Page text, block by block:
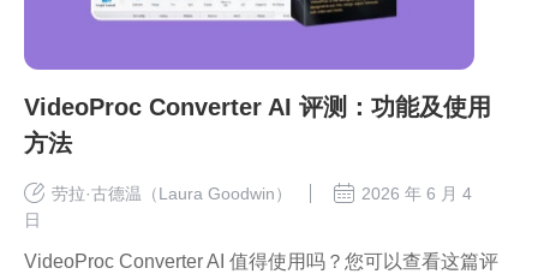
VideoProc Converter AI 评测：功能及使用
方法
劳拉·古德温（Laura Goodwin）
2026 年 6 月 4
日
VideoProc Converter AI 值得使用吗？您可以查看这篇评